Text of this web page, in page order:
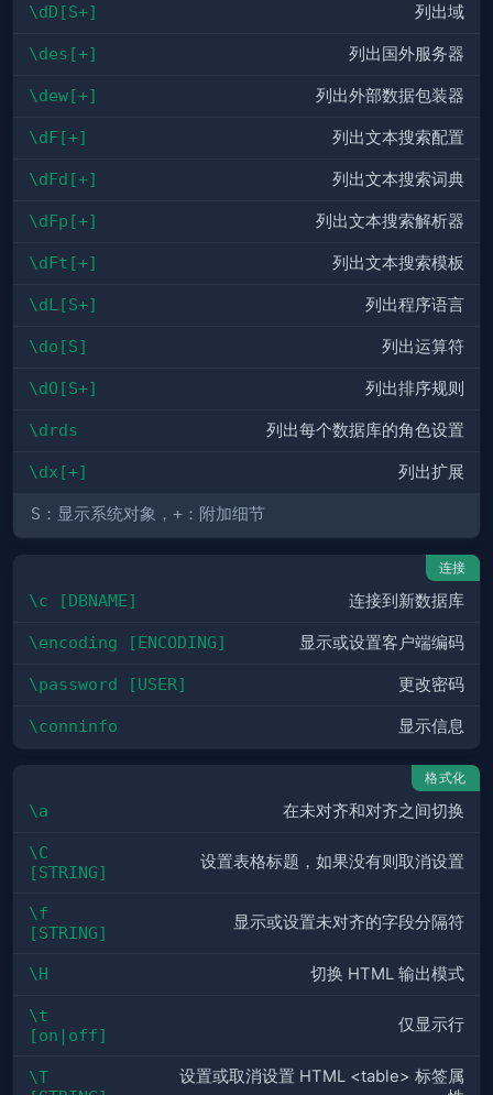
\dD[S+] 列出域
\des[+] 列出国外服务器
\dew[+] 列出外部数据包装器
\dF[+] 列出文本搜索配置
\dFd[+] 列出文本搜索词典
\dFp[+] 列出文本搜索解析器
\dFt[+] 列出文本搜索模板
\dL[S+] 列出程序语言
\do[S] 列出运算符
\dO[S+] 列出排序规则
\drds 列出每个数据库的角色设置
\dx[+] 列出扩展
S ：显示系统对象， + ：附加细节
连接
\c [DBNAME] 连接到新数据库
\encoding [ENCODING] 显示或设置客户端编码
\password [USER] 更改密码
\conninfo 显示信息
格式化
\a 在未对齐和对齐之间切换
\C
[STRING]
设置表格标题，如果没有则取消设置
\f
[STRING]
显示或设置未对齐的字段分隔符
\H 切换 HTML 输出模式
\t
[on|off]
仅显示行
\T
设置或取消设置 HTML <table> 标签属